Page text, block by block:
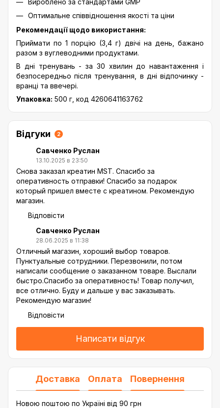
Оптимальне співвідношення якості та ціни
Рекомендації щодо використання:
Приймати по 1 порцію (3,4 г) двічі на день, бажано
разом з вуглеводними продуктами.
В дні тренувань - за 30 хвилин до навантаження і
безпосередньо після тренування, в дні відпочинку -
вранці та ввечері.
Упаковка: 500 г, код 4260641163762
Відгуки 2
Савченко Руслан
13.10.2025 в 23:50
Снова заказал креатин MST. Спасибо за
оперативность отправки! Спасибо за подарок
который пришел вместе с креатином. Рекомендую
магазин.
Відповісти
Савченко Руслан
28.06.2025 в 11:38
Отличный магазин, хороший выбор товаров.
Пунктуальные сотрудники. Перезвонили, потом
написали сообщение о заказанном товаре. Выслали
быстро.Спасибо за оперативность! Товар получил,
все отлично. Буду и дальше у вас заказывать.
Рекомендую магазин!
Відповісти
Написати відгук
Доставка Оплата Повернення
Новою поштою по Україні від 90 грн